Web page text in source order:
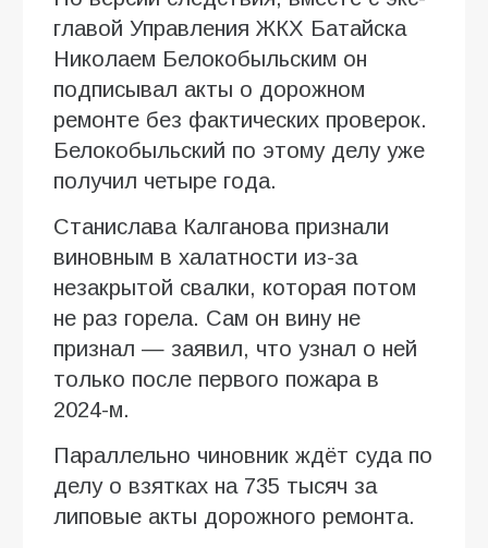
главой Управления ЖКХ Батайска
Николаем Белокобыльским он
подписывал акты о дорожном
ремонте без фактических проверок.
Белокобыльский по этому делу уже
получил четыре года.
Станислава Калганова признали
виновным в халатности из-за
незакрытой свалки, которая потом
не раз горела. Сам он вину не
признал — заявил, что узнал о ней
только после первого пожара в
2024-м.
Параллельно чиновник ждёт суда по
делу о взятках на 735 тысяч за
липовые акты дорожного ремонта.